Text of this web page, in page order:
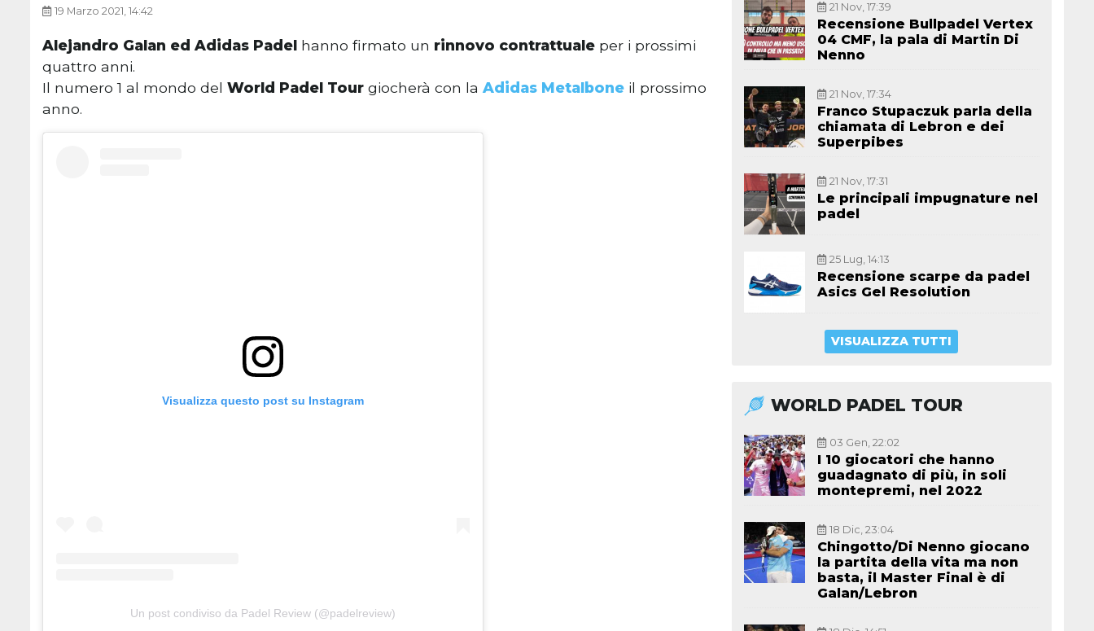
19 Marzo 2021, 14:42
Alejandro Galan ed Adidas Padel hanno firmato un rinnovo contrattuale per i prossimi
quattro anni.
Il numero 1 al mondo del World Padel Tour giocherà con la Adidas Metalbone il prossimo
anno.
Visualizza questo post su Instagram
Un post condiviso da Padel Review (@padelreview)
21 Nov, 17:39
Recensione Bullpadel Vertex
04 CMF, la pala di Martin Di
Nenno
21 Nov, 17:34
Franco Stupaczuk parla della
chiamata di Lebron e dei
Superpibes
21 Nov, 17:31
Le principali impugnature nel
padel
25 Lug, 14:13
Recensione scarpe da padel
Asics Gel Resolution
VISUALIZZA TUTTI
WORLD PADEL TOUR
03 Gen, 22:02
I 10 giocatori che hanno
guadagnato di più, in soli
montepremi, nel 2022
18 Dic, 23:04
Chingotto/Di Nenno giocano
la partita della vita ma non
basta, il Master Final è di
Galan/Lebron